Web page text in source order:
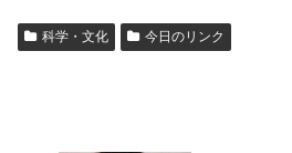
科学・文化 今日のリンク